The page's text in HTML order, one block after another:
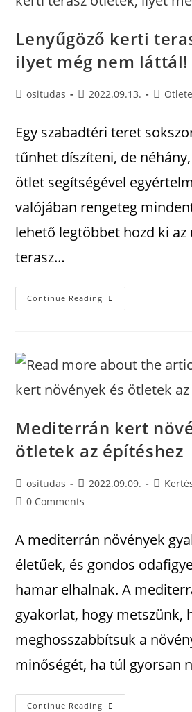
Lenyűgöző kerti
ilyet még nem láttál!
ositudas 2022.09.13.
Egy szabadtéri teret
tűnhet díszíteni, de
ötlet segítségével
valójában rengeteg
lehető legtöbbet hozd ki az
terasz…
Continue Reading
Mediterrán kert
ötletek az építéshez
ositudas 2022.09.09.
0 Comments
A mediterrán növények
életűek, és gondos
hamar elhalnak. A
gyakorlat, hogy metszünk,
meghosszabbítsuk a
minőségét, ha túl gyorsan
Continue Reading